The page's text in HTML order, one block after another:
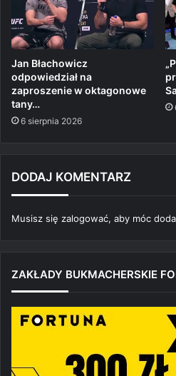
Jan Błachowicz
odpowiedział na
zaproszenie w oktagonowe
tany…
6 sierpnia 2026
DODAJ KOMENTARZ
Musisz się zalogować, aby móc
ZAKŁADY BUKMACHERSKIE